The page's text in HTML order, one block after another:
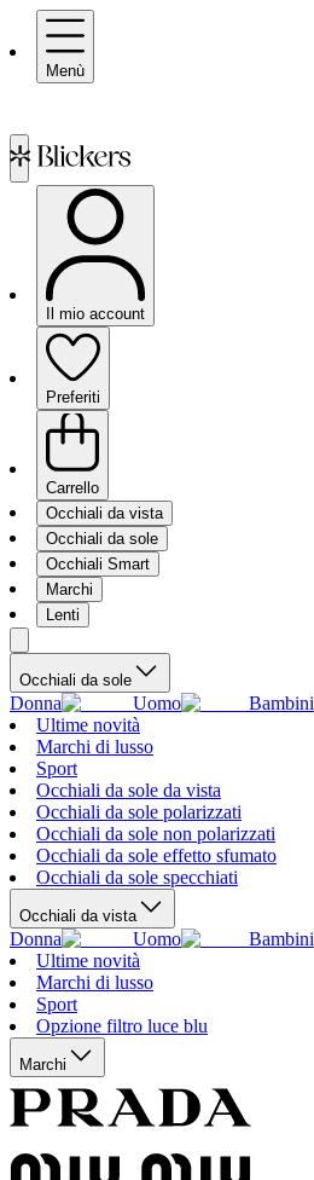
Menù
Il mio account
Preferiti
Carrello
Occhiali da vista
Occhiali da sole
Occhiali Smart
Marchi
Lenti
Occhiali da sole
Donna Uomo
Bambini
Ultime novità
Marchi di lusso
Sport
Occhiali da sole da vista
Occhiali da sole polarizzati
Occhiali da sole non polarizzati
Occhiali da sole effetto sfumato
Occhiali da sole specchiati
Occhiali da vista
Donna Uomo
Bambini
Ultime novità
Marchi di lusso
Sport
Opzione filtro luce blu
Marchi